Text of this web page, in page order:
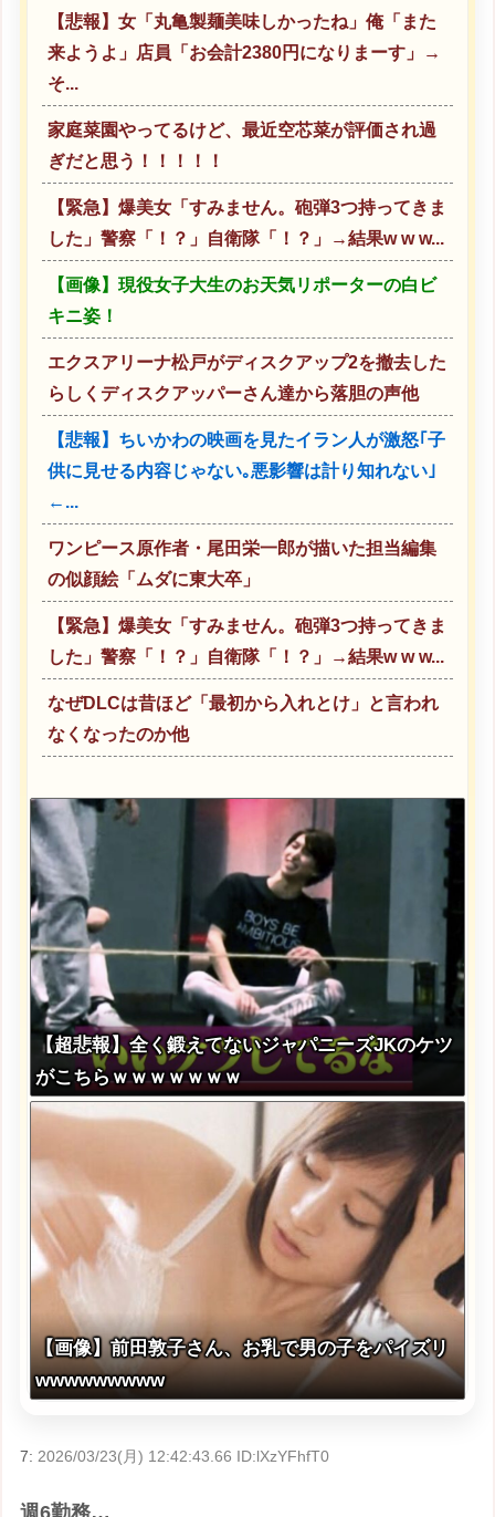
【悲報】女「丸亀製麺美味しかったね」俺「また
来ようよ」店員「お会計2380円になりまーす」→
そ...
家庭菜園やってるけど、最近空芯菜が評価され過
ぎだと思う！！！！！
【緊急】爆美女「すみません。砲弾3つ持ってきま
した」警察「！？」自衛隊「！？」→結果w w w...
【画像】現役女子大生のお天気リポーターの白ビ
キニ姿！
エクスアリーナ松戸がディスクアップ2を撤去した
らしくディスクアッパーさん達から落胆の声他
【悲報】ちいかわの映画を見たイラン人が激怒｢子
供に見せる内容じゃない｡悪影響は計り知れない｣
←...
ワンピース原作者・尾田栄一郎が描いた担当編集
の似顔絵「ムダに東大卒」
【緊急】爆美女「すみません。砲弾3つ持ってきま
した」警察「！？」自衛隊「！？」→結果w w w...
なぜDLCは昔ほど「最初から入れとけ」と言われ
なくなったのか他
【超悲報】全く鍛えてないジャパニーズJKのケツ
がこちらｗｗｗｗｗｗｗ
【画像】前田敦子さん、お乳で男の子をパイズリ
wwwwwwwww
7: 2026/03/23(月) 12:42:43.66 ID:lXzYFhfT0